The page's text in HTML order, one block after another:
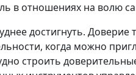
в отношениях на волю
достигнуть.
когда можно
строить